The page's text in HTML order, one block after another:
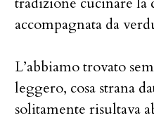
accompagnata da
L’abbiamo trovato
leggero, cosa strana
solitamente risultava